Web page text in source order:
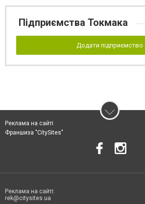
Підприємства Токмака
Додати підприємство
Реклама на сайті
Франшиза "CitySites"
Реклама на сайті:
rek@citysites.ua